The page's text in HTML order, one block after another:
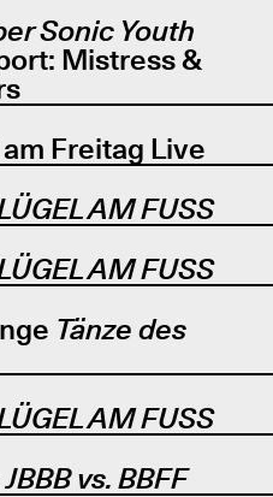
Sonic Youth
Mistress &
Freitag Live
AM FUSS
AM FUSS
Tänze des
AM FUSS
JBBB vs. BBFF